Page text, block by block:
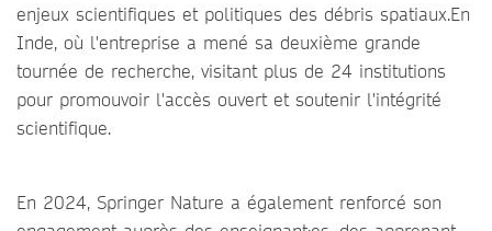
enjeux scientifiques et politiques des débris spatiaux.En
Inde, où l'entreprise a mené sa deuxième grande
tournée de recherche, visitant plus de 24 institutions
pour promouvoir l'accès ouvert et soutenir l'intégrité
scientifique.
En 2024, Springer Nature a également renforcé son